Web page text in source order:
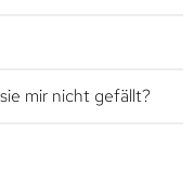
mir nicht gefällt?